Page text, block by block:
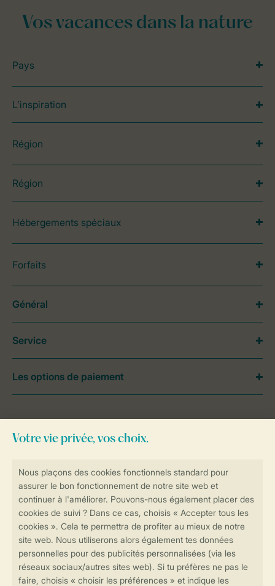
Réservations en ligne rapides et sécurisées
Transmission sécurisée des données
Paiement sécurisé
Vos vacances dans la nature
Pays
L’inspiration
Région
Région
Hébergements spéciaux
Forfaits
contactez notreContact Center.
Général
Service
Les options de paiement